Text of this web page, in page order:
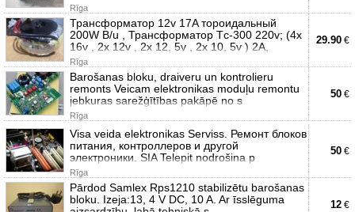
Rīga
Трансформатор 12v 17A тороидальный
200W B/u , Трансформатор Тc-300 220v; (4х
16v , 2х 12v , 2х 12, 5v , 2х 10, 5v ) 2А,
Rīga
29.90 €
Barošanas bloku, draiveru un kontrolieru
remonts Veicam elektronikas moduļu remontu
jebkuras sarežģītības pakāpē no s
Rīga
50 €
Visa veida elektronikas Serviss. Ремонт блоков
питания, контроллеров и другой
электроники. SIA Telepit nodrošina p
Rīga
50 €
Pārdod Samlex Rps1210 stabilizētu barošanas
bloku. Izeja:13, 4 V DC, 10 A. Ar īsslēguma
12 €